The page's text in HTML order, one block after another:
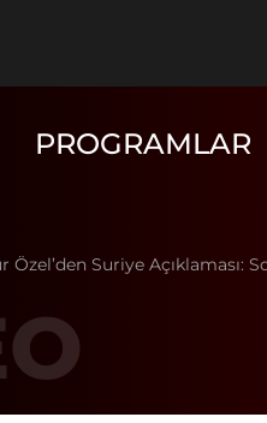
PROGRAMLAR
Özel’den Suriye Açıklaması: